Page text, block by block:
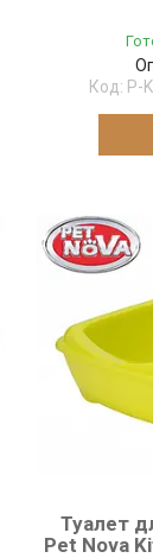
P-
Туалет
Pet Nova